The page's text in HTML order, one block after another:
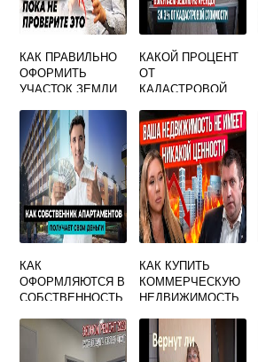
КАК ПРАВИЛЬНО
ОФОРМИТЬ
УЧАСТОК ЗЕМЛИ
СОБСТВЕННОСТЬ
ПРИ ПОКУПКЕ
КАКОЙ ПРОЦЕНТ
ОТ
КАДАСТРОВОЙ
ВЫКУПЕ ЗЕМЛИ
ИЗ АРЕНДЫ В
СОБСТВЕННОСТЬ
КАК
ОФОРМЛЯЮТСЯ В
СОБСТВЕННОСТЬ
КАК КУПИТЬ
КОММЕРЧЕСКУЮ
НЕДВИЖИМОСТЬ